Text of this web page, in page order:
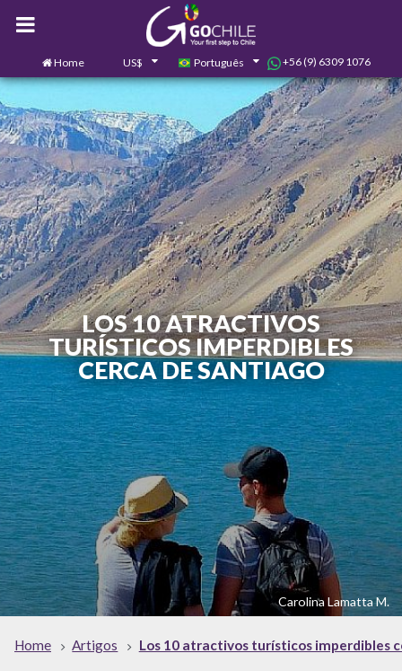
Home US$ Português +56 (9) 6309 1076
LOS 10 ATRACTIVOS
TURÍSTICOS IMPERDIBLES
CERCA DE SANTIAGO
Carolina Lamatta M.
Home Artigos Los 10 atractivos turísticos imperdibles